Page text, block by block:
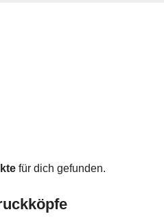
für dich gefunden.